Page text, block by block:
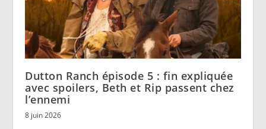
Dutton Ranch épisode 5 : fin expliquée
avec spoilers, Beth et Rip passent chez
l’ennemi
8 juin 2026